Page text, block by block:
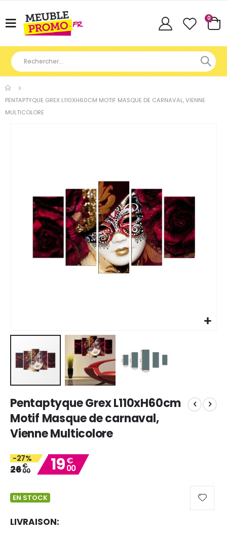
Basculer
Cart
0
PENTAPTYQUE GREX L110XH60CM MOTIF MASQUE DE CARNAVAL, VIENNE
MULTICOLORE
to
the
beginning
of
images
gallery
Pentaptyque Grex L110xH60cm
Motif Masque de carnaval,
Vienne Multicolore
-27%
26€
00 19€
00
EN STOCK
LIVRAISON: